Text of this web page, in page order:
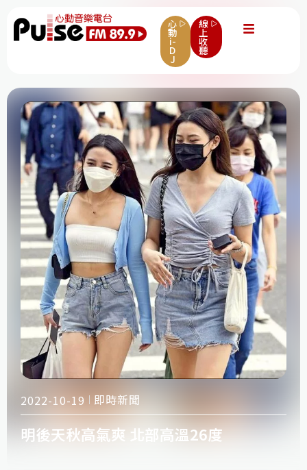
心
動
i-
D
J
線
上
收
聽
2022-10-19 即時新聞
明後天秋高氣爽 北部高溫26度